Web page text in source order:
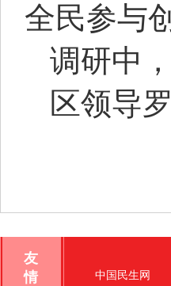
全民参与
调研中
区领导
友
情
中国民生网